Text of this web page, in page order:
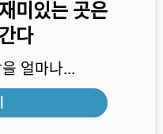
미있는 곳은
다
얼마나...